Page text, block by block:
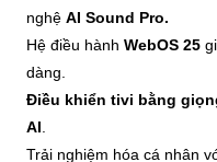
nghệ AI Sound Pro.
Hệ điều hành WebOS 25
dàng.
Điều khiển tivi bằng
AI
Trải nghiệm hóa cá nhân